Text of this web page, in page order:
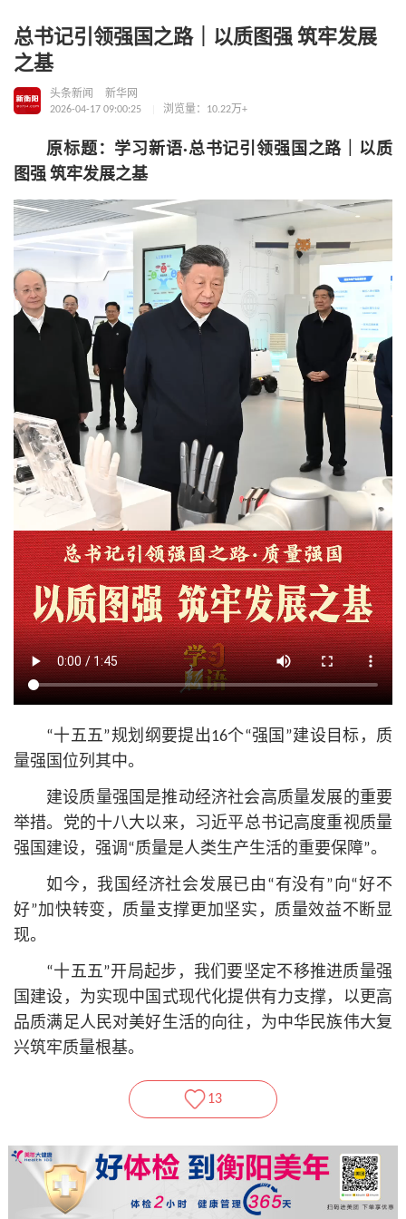
总书记引领强国之路｜以质图强 筑牢发展
之基
头条新闻
新华网
2026-04-17 09:00:25
浏览量：10.22万+
原标题：学习新语·总书记引领强国之路｜以质
图强 筑牢发展之基
“十五五”规划纲要提出16个“强国”建设目标，质
量强国位列其中。
建设质量强国是推动经济社会高质量发展的重要
举措。党的十八大以来，习近平总书记高度重视质量
强国建设，强调“质量是人类生产生活的重要保障”。
如今，我国经济社会发展已由“有没有”向“好不
好”加快转变，质量支撑更加坚实，质量效益不断显
现。
“十五五”开局起步，我们要坚定不移推进质量强
国建设，为实现中国式现代化提供有力支撑，以更高
品质满足人民对美好生活的向往，为中华民族伟大复
兴筑牢质量根基。
13